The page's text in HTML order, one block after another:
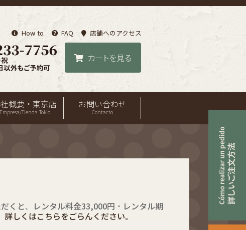
How to FAQ 店舗へのアクセス
カートを見る
概要・東京店
Empresa/Tienda Tokio
お問い合わせ
Contacto
くと、レンタル料金33,000円・レンタル期
詳しくはこちらをごらんください。